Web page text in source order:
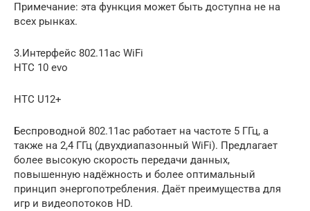
Примечание: эта функция может быть доступна не на
всех рынках.
3.Интерфейс 802.11ac WiFi
HTC 10 evo
HTC U12+
Беспроводной 802.11ac работает на частоте 5 ГГц, а
также на 2,4 ГГц (двухдиапазонный WiFi). Предлагает
более высокую скорость передачи данных,
повышенную надёжность и более оптимальный
принцип энергопотребления. Даёт преимущества для
игр и видеопотоков HD.